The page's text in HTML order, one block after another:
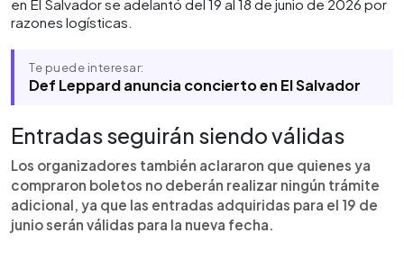
en El Salvador se adelantó del 19 al 18 de junio de 2026 por
razones logísticas.
Te puede interesar:
Def Leppard anuncia concierto en El Salvador
Entradas seguirán siendo válidas
Los organizadores también aclararon que quienes ya
compraron boletos no deberán realizar ningún trámite
adicional, ya que las entradas adquiridas para el 19 de
junio serán válidas para la nueva fecha.